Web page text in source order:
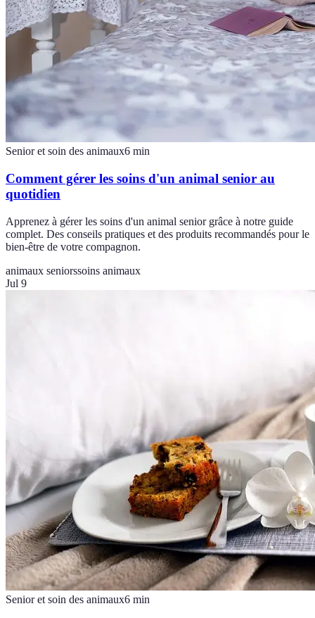
Senior et soin des animaux6 min
Comment gérer les soins d'un animal senior au
quotidien
Apprenez à gérer les soins d'un animal senior grâce à notre guide
complet. Des conseils pratiques et des produits recommandés pour le
bien-être de votre compagnon.
animaux seniorssoins animaux
Jul 9
Senior et soin des animaux6 min